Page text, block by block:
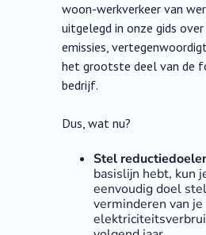
woon-werkverkeer van
uitgelegd in onze gids over
emissies,
het grootste deel van de
bedrijf.
Dus, wat nu?
Stel
basislijn hebt, kun
eenvoudig doel
verminderen van je